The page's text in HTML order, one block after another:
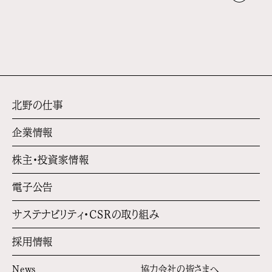
北野の仕事
企業情報
株主・投資家情報
電子公告
サステナビリティ・ CSRの取り組み
採用情報
News 協力会社の皆さまへ